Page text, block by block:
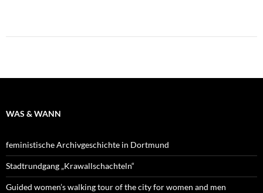
WAS & WANN
feministische Archivgeschichte in Dortmund
Stadtrundgang „Krawallschachteln“
Guided women’s walking tour of the city for women and men